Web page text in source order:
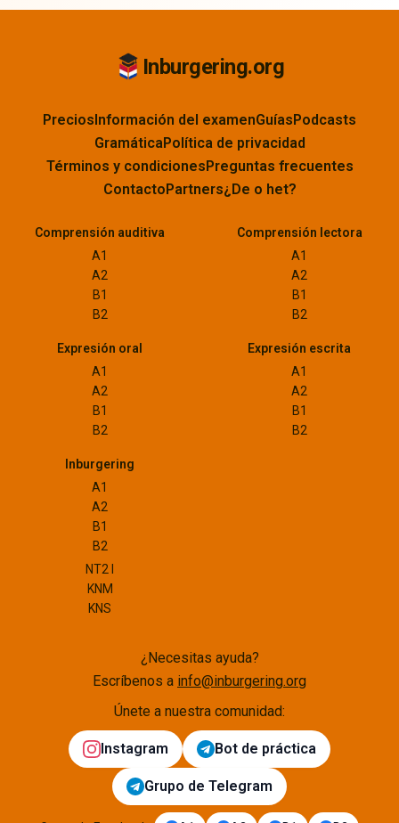
Inburgering.org
PreciosInformación del examenGuíasPodcasts
GramáticaPolítica de privacidad
Términos y condicionesPreguntas frecuentes
ContactoPartners¿De o het?
Comprensión auditiva
A1
A2
B1
B2
Comprensión lectora
A1
A2
B1
B2
Expresión oral
A1
A2
B1
B2
Expresión escrita
A1
A2
B1
B2
Inburgering
A1
A2
B1
B2
NT2 I
KNM
KNS
¿Necesitas ayuda?
Escríbenos a info@inburgering.org
Únete a nuestra comunidad:
Instagram Bot de práctica
Grupo de Telegram